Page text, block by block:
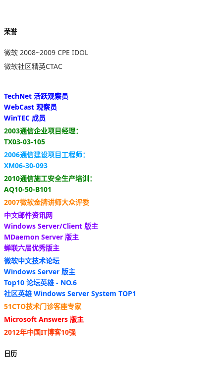
荣誉
微软 2008~2009 CPE IDOL
微软社区精英CTAC
TechNet 活跃观察员
WebCast 观察员
WinTEC 成员
2003通信企业项目经理：
TX03-03-105
2006通信建设项目工程师：
XM06-30-093
2010通信施工安全生产培训：
AQ10-50-B101
2007微软金牌讲师大众评委
中文邮件资讯网
Windows Server/Client 版主
MDaemon Server 版主
蝉联六届优秀版主
微软中文技术论坛
Windows Server 版主
Top10 论坛英雄 - NO.6
社区英雄 Windows Server System TOP1
51CTO技术门诊客座专家
Microsoft Answers 版主
2012年中国IT博客10强
日历